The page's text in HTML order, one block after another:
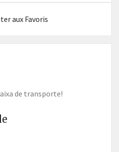
aux Favoris
de transporte!